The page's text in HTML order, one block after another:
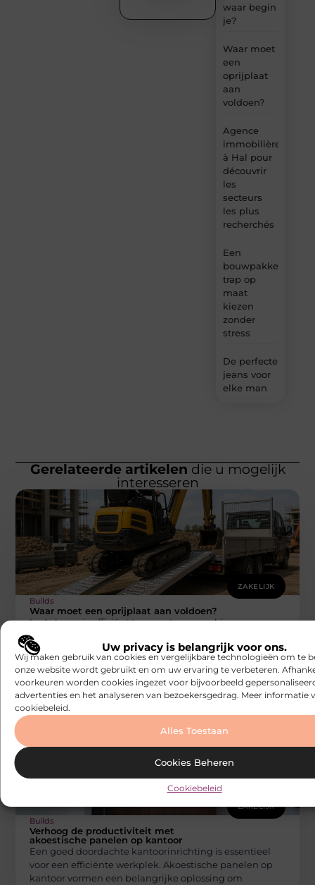
Uw privacy is belangrijk voor ons.
Wij maken gebruik van cookies en vergelijkbare technologieën om te
onze website wordt gebruikt en om uw ervaring te verbeteren.
voorkeuren worden cookies ingezet voor bijvoorbeeld
advertenties en het analyseren van bezoekersgedrag. Meer informatie
cookiebeleid.
Alles Toestaan
Cookies Beheren
Cookiebeleid
waar begin
je?
Waar moet
een
oprijplaat
aan
voldoen?
Agence
immobilière
à Hal pour
découvrir
les
secteurs
les plus
recherchés
Een
bouwpakket
trap op
maat
kiezen
zonder
stress
De perfecte
jeans voor
elke man
Gerelateerde artikelen die u mogelijk
interesseren
ZAKELIJK
Builds
Waar moet een oprijplaat aan voldoen?
In de bouw is efficiënt transport van machines en
materieel essentieel. Of het nu gaat om een
minigraver, trilplaat, hoogwerker
ZAKELIJK
Builds
Verhoog de productiviteit met
akoestische panelen op kantoor
Een goed doordachte kantoorinrichting is essentieel
voor een efficiënte werkplek. Akoestische panelen op
kantoor vormen een belangrijke oplossing om